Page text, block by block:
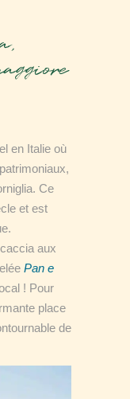
en Italie où
Ce
et est
aux
Pan e
! Pour
place
de